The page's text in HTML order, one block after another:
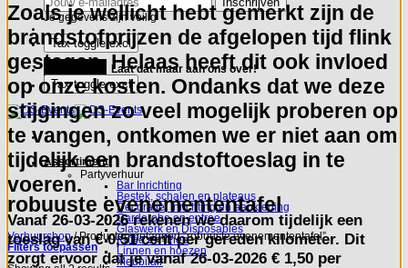
Je gegevens zijn veilig
Laat dat maar aan ons over!
Assortiment
Partyverhuur
Bar Inrichting
Bestek, schalen en plateaus
Decoratie, inrichting en aankleding
Garderobe en entree
Glaswerk en Disposables
Koffie en Thee
Linnen en hoezen
Meubilair
robuuste evenemententafel
Verhuurshop /Producten getagged “robuuste evenemententafel”
Filters toepassen
Zoals je wellicht hebt gemerkt zijn de
brandstofprijzen de afgelopen tijd flink
gestegen. Helaas heeft dit ook invloed
op onze kosten. Ondanks dat we deze
stijgingen zo veel mogelijk proberen op
te vangen, ontkomen we er niet aan om
tijdelijk een brandstoftoeslag in te
voeren.
Vanaf 26-03-2026rekenen we daarom tijdelijk een
toeslag van€ 0,51 cent per gereden kilometer. Dit
zorgt ervoor dat je vanaf 26-03-2026 € 1,50 per